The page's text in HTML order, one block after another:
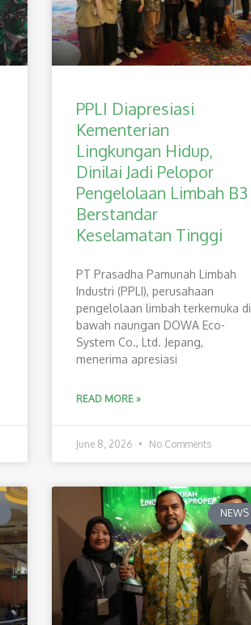
PPLI Diapresiasi
Kementerian
Lingkungan Hidup,
Dinilai Jadi Pelopor
Pengelolaan Limbah B3
Berstandar
Keselamatan Tinggi
PT Prasadha Pamunah Limbah
Industri (PPLI), perusahaan
pengelolaan limbah terkemuka di
bawah naungan DOWA Eco-
System Co., Ltd. Jepang,
menerima apresiasi
READ MORE »
June 8, 2026 No Comments
NEWS